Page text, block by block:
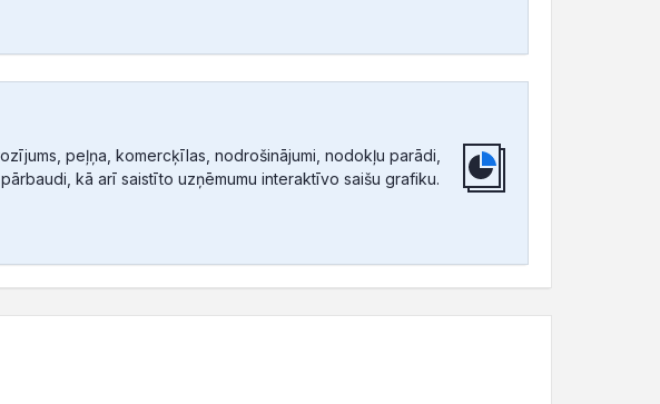
peļņa, komercķīlas, nodrošinājumi, nodokļu parādi,
kā arī saistīto uzņēmumu interaktīvo saišu grafiku.